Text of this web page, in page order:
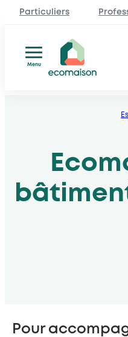
Particuliers
Menu
Pour